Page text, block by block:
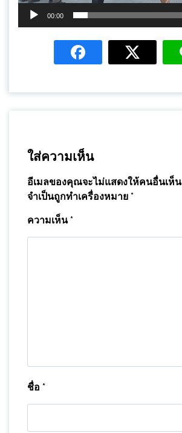
00:00
ใส่ความเห็น
อีเมลของคุณจะไม่แสดงให้คนอื่นเห็น
จำเป็นถูกทำเครื่องหมาย *
ความเห็น*
ชื่อ *